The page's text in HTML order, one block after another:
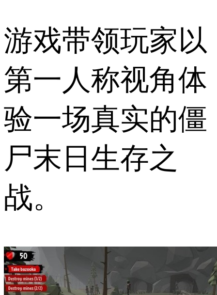
游戏带领玩家以
第一人称视角体
验一场真实的僵
尸末日生存之
战。